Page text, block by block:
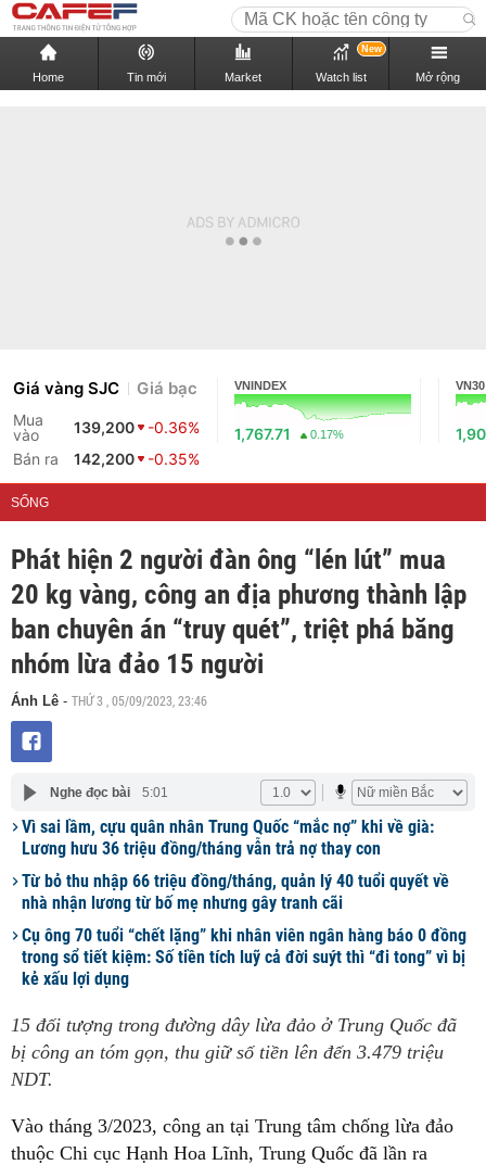
Home Tin mới Market Watch list
New
Mở rộng
Giá vàng SJC Giá bạc
Mua
vào
139,200
-0.36%
Bán ra
142,200 -0.35%
VNINDEX
1,767.71 0.17%
VN30
SỐNG
Phát hiện 2 người đàn ông “lén lút” mua
20 kg vàng, công an địa phương thành lập
ban chuyên án “truy quét”, triệt phá băng
nhóm lừa đảo 15 người
Ánh Lê - THỨ 3 , 05/09/2023, 23:46
Nghe đọc bài 5:01
Vì sai lầm, cựu quân nhân Trung Quốc “mắc nợ” khi về già:
Lương hưu 36 triệu đồng/tháng vẫn trả nợ thay con
Từ bỏ thu nhập 66 triệu đồng/tháng, quản lý 40 tuổi quyết về
nhà nhận lương từ bố mẹ nhưng gây tranh cãi
Cụ ông 70 tuổi “chết lặng” khi nhân viên ngân hàng báo 0 đồng
trong sổ tiết kiệm: Số tiền tích luỹ cả đời suýt thì “đi tong” vì bị
kẻ xấu lợi dụng
15 đối tượng trong đường dây lừa đảo ở Trung Quốc đã
bị công an tóm gọn, thu giữ số tiền lên đến 3.479 triệu
NDT.
Vào tháng 3/2023, công an tại Trung tâm chống lừa đảo
thuộc Chi cục Hạnh Hoa Lĩnh, Trung Quốc đã lần ra